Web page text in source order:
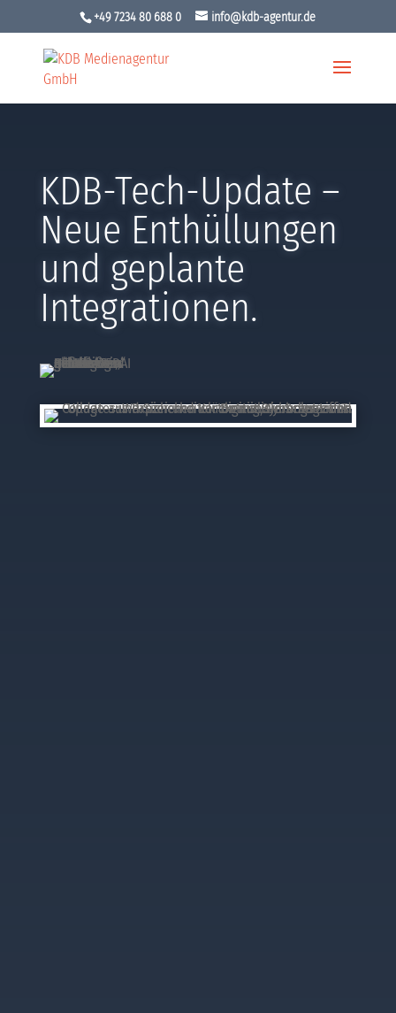
+49 7234 80 688 0 info@kdb-agentur.de
KDB-Tech-Update –
Neue Enthüllungen
und geplante
Integrationen.